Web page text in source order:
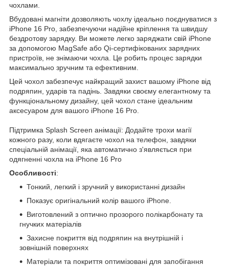
чохлами.
Вбудовані магніти дозволяють чохлу ідеально поєднуватися з
iPhone 16 Pro, забезпечуючи надійне кріплення та швидшу
бездротову зарядку. Ви можете легко заряджати свій iPhone
за допомогою MagSafe або Qi-сертифікованих зарядних
пристроїв, не знімаючи чохла. Це робить процес зарядки
максимально зручним та ефективним.
Цей чохол забезпечує найкращий захист вашому iPhone від
подряпин, ударів та падінь. Завдяки своєму елегантному та
функціональному дизайну, цей чохол стане ідеальним
аксесуаром для вашого iPhone 16 Pro.
Підтримка Splash Screen анімації: Додайте трохи магії
кожного разу, коли вдягаєте чохол на телефон, завдяки
спеціальній анімації, яка автоматично з'являється при
одягненні чохла на iPhone 16 Pro
Особливості:
Тонкий, легкий і зручний у використанні дизайн
Показує оригінальний колір вашого iPhone.
Виготовлений з оптично прозорого полікарбонату та
гнучких матеріалів
Захисне покриття від подряпин на внутрішній і
зовнішній поверхнях
Матеріали та покриття оптимізовані для запобігання